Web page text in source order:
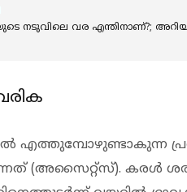
നടുവിലെ വര എന്തിനാണ്?;
എത്തുമ്പോഴുണ്ടാകുന്ന
(അസൈറ്റ്‌സ്). കരള്‍